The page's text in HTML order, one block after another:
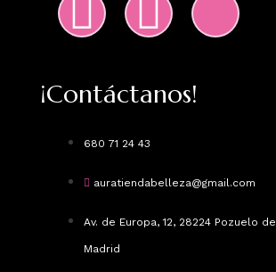
¡Contáctanos!
680 71 24 43
auratiendabelleza@gmail.com
Av. de Europa, 12, 28224 Pozuelo
Madrid